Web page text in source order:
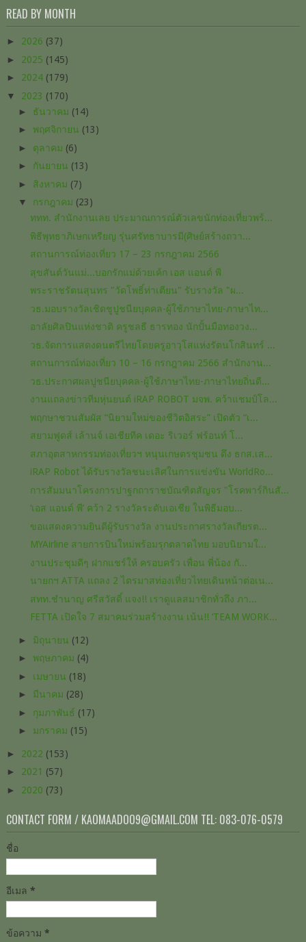
READ BY MONTH
► 2026 (37)
► 2025 (145)
► 2024 (179)
▼ 2023 (170)
► ธันวาคม (14)
► พฤศจิกายน (13)
► ตุลาคม (6)
► กันยายน (13)
► สิงหาคม (7)
▼ กรกฎาคม (23)
ททท. สำนักงานเลย ประมาณการณ์ตัวเลขนักท่องเที่ยวพร้...
พิธีพุทธาภิเษกเหรียญ รุ่นศรัทธาบารมี(ศิษย์สร้างถวา...
สถานการณ์ท่องเที่ยว 17 – 23 กรกฎาคม 2566
สุขสันต์วันแม่...บอกรักแม่ด้วยเค้ก เอส แอนด์ พี
พระราชรัตนสุนทร​ "วัดโพธิ์​ท่าเตียน" รับรางวัล​ "ผ...
วธ.มอบรางวัลเชิดชูปูชนียบุคคล-ผู้ใช้ภาษาไทย-ภาษาไท...
อาลัยศิลปินแห่งชาติ ครูชลธี ธารทอง นักปั้นมือทองวง...
วธ.จัดการแสดงดนตรีไทยโดยครูอาวุโสแห่งรัตนโกสินทร์ ...
สถานการณ์ท่องเที่ยว 10 – 16 กรกฎาคม 2566 สำนักงาน...
วธ.ประกาศผลปูชนียบุคคล-ผู้ใช้ภาษาไทย-ภาษาไทยถิ่นดี...
งานแถลงข่าวทีมหุ่นยนต์ iRAP ROBOT มจพ. คว้าแชมป์โล...
พฤกษาชวนสัมผัส “นิยามใหม่ของชีวิตอิสระ” เปิดตัว “เ...
สยามฟูดส์ เล้านจ์ เอเชียทีค เดอะ ริเวอร์ ฟร้อนท์ โ...
สภาอุตสาหกรรมท่องเที่ยวฯ หนุนเกษตรชุมชน ดึง ธกส.เส...
iRAP Robot ได้รับรางวัลชนะเลิศในการแข่งขัน WorldRo...
การสัมมนาโครงการปาฐกถาราชบัณฑิตสัญจร "โรคพาร์กินสั...
‘เอส แอนด์ พี’ คว้า 2 รางวัลระดับเอเชีย ในพิธีมอบ...
ขอแสดงความยินดีผู้รับรางวัล งานประกาศรางวัลเกียรต...
MYAirline สายการบินใหม่พร้อมรุกตลาดไทย มอบนิยามใ...
งานประชุมดีๆ ฝากแชร์ให้ ครอบครัว เพื่อน พี่น้อง กั...
นายกฯ ATTA แถลง 2 ไตรมาสท่องเที่ยวไทยเดินหน้าต่อเน...
สทท.ชำนาญ ศรีสวัสดิ์ แจง!! เราดูแลสมาชิกทั่วถึง ภา...
FETTA เปิดใจ 7 สมาคมร่วมสร้างงาน เน้น!! ‘TEAM WORK...
► มิถุนายน (12)
► พฤษภาคม (4)
► เมษายน (18)
► มีนาคม (28)
► กุมภาพันธ์ (17)
► มกราคม (15)
► 2022 (153)
► 2021 (57)
► 2020 (73)
CONTACT FORM / KAOMAADOO9@GMAIL.COM TEL: 083-076-0579
ชื่อ
อีเมล *
ข้อความ *